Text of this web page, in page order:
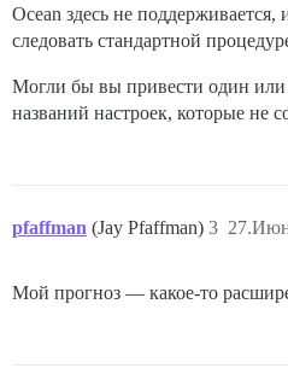
Ocean здесь не
следовать стандартной
Могли бы вы привести один или
названий настроек, которые не
pfaffman (Jay Pfaffman) 3
Мой прогноз — какое-то